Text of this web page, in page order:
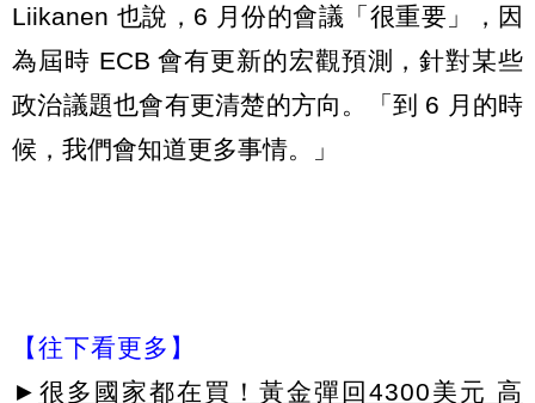
Liikanen 也說，6 月份的會議「很重要」，因
為屆時 ECB 會有更新的宏觀預測，針對某些
政治議題也會有更清楚的方向。「到 6 月的時
候，我們會知道更多事情。」
【往下看更多】
► 很多國家都在買！黃金彈回4300美元 高